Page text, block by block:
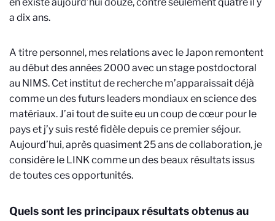
a dix ans.
A titre personnel, mes relations avec le Japon remontent
au début des années 2000 avec un stage postdoctoral
au NIMS. Cet institut de recherche m’apparaissait déjà
comme un des futurs leaders mondiaux en science des
matériaux. J’ai tout de suite eu un coup de cœur pour le
pays et j’y suis resté fidèle depuis ce premier séjour.
Aujourd’hui, après quasiment 25 ans de collaboration, je
considère le LINK comme un des beaux résultats issus
de toutes ces opportunités.
Quels sont les principaux résultats obtenus au